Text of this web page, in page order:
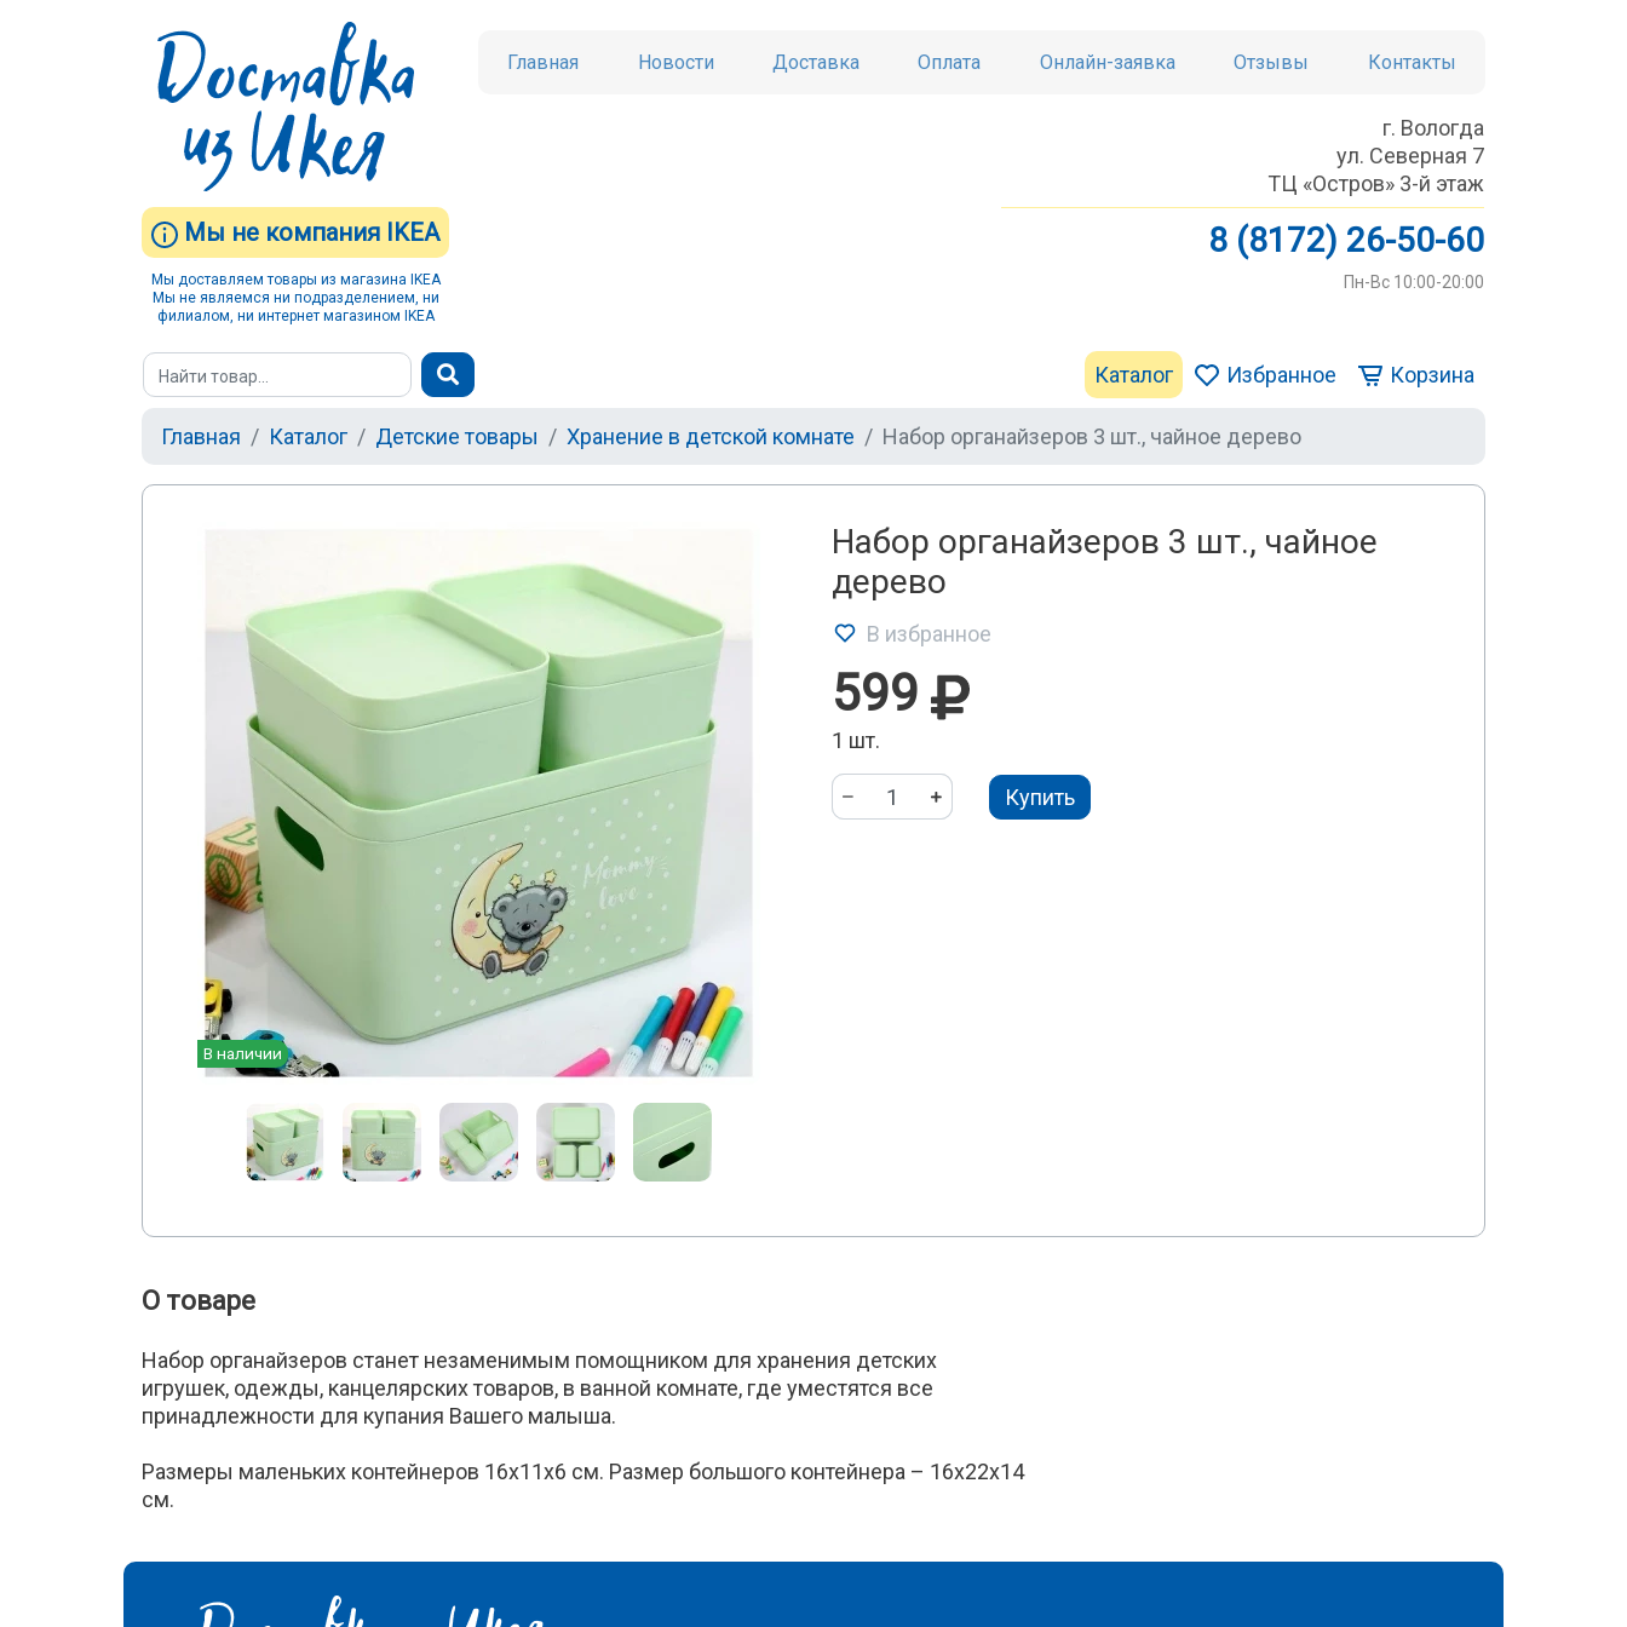
Мы не компания IKEA
Мы доставляем товары из магазина IKEA
Мы не являемся ни подразделением, ни
филиалом, ни интернет магазином IKEA
Главная Новости Доставка Оплата Онлайн-заявка Отзывы Контакты
г. Вологда
ул. Северная 7
ТЦ «Остров» 3-й этаж
8 (8172) 26-50-60
Пн-Вс 10:00-20:00
Каталог Избранное Корзина
Главная Каталог Детские товары Хранение в детской комнате Набор органайзеров 3 шт., чайное дерево
В наличии
Набор органайзеров 3 шт., чайное
дерево
В избранное
599
1 шт.
Купить
О товаре
Набор органайзеров станет незаменимым помощником для хранения детских
игрушек, одежды, канцелярских товаров, в ванной комнате, где уместятся все
принадлежности для купания Вашего малыша.
Размеры маленьких контейнеров 16х11х6 см. Размер большого контейнера – 16х22х14
см.